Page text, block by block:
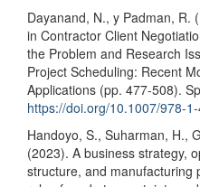
Dayanand, N., y Padman, R.
in Contractor Client
the Problem and Research
Project Scheduling: Recent
Applications (pp. 477-508).
https://doi.org/10.1007/978-
Handoyo, S., Suharman, H.,
(2023). A business strategy,
structure, and manufacturing